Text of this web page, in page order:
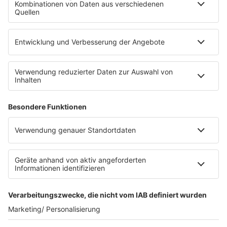
Die Uniklinik Tübingen hat ein neues Fahrradparkhaus
eröffnet. Direkt an der Medizinischen Klinik bietet es
E-Bikes über eine Photovoltaikanlage auf dem …
Impressum
Datenschutzerklärung
Datenschutzeinstellungen